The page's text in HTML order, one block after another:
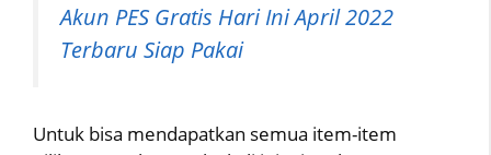
Akun PES Gratis Hari Ini April 2022
Terbaru Siap Pakai
Untuk bisa mendapatkan semua item-item